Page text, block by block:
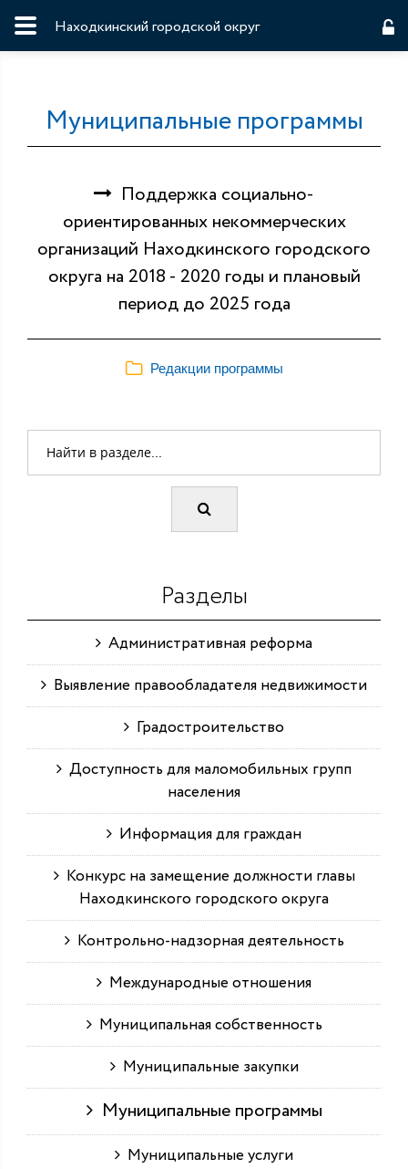
Находкинский городской округ
Муниципальные программы
Поддержка социально-
ориентированных некоммерческих
организаций Находкинского городского
округа на 2018 - 2020 годы и плановый
период до 2025 года
Редакции программы
Разделы
Административная реформа
Выявление правообладателя недвижимости
Градостроительство
Доступность для маломобильных групп
населения
Информация для граждан
Конкурс на замещение должности главы
Находкинского городского округа
Контрольно-надзорная деятельность
Международные отношения
Муниципальная собственность
Муниципальные закупки
Муниципальные программы
Муниципальные услуги